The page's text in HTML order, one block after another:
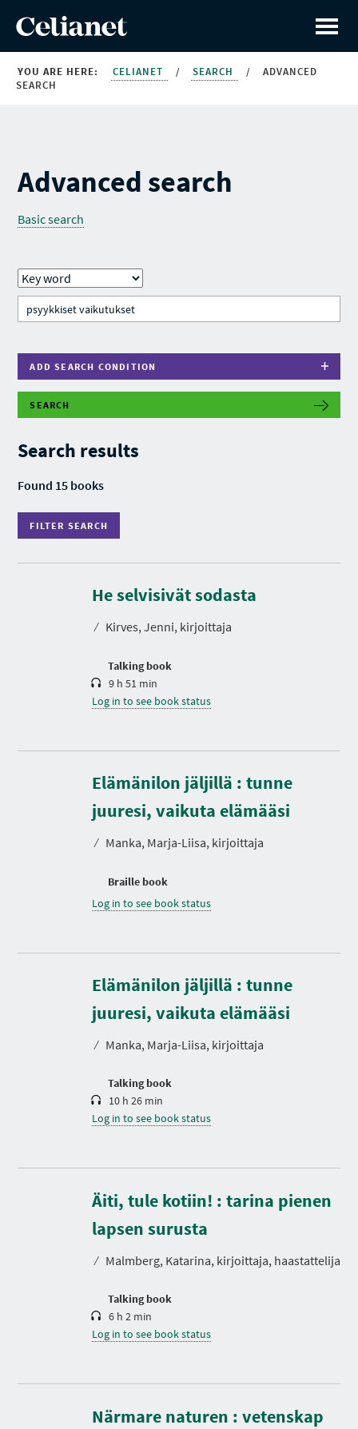
YOU ARE HERE: CELIANET / SEARCH /
ADVANCED
SEARCH
Advanced search
Basic search
ADD SEARCH CONDITION
SEARCH
Search results
Found 15 books
FILTER SEARCH
F
T
S
A
R
C
He selvisivät sodasta
⁄ Kirves, Jenni, kirjoittaja
Talking book
D
r
a
i
9 h 51 min
Log in to see book status
Elämänilon jäljillä : tunne
juuresi, vaikuta elämääsi
⁄ Manka, Marja-Liisa, kirjoittaja
Braille book
Log in to see book status
Elämänilon jäljillä : tunne
juuresi, vaikuta elämääsi
⁄ Manka, Marja-Liisa, kirjoittaja
Talking book
D
u
r
a
i
10 h 26 min
Log in to see book status
Äiti, tule kotiin! : tarina pienen
lapsen surusta
⁄ Malmberg, Katarina, kirjoittaja, haastattelija
Talking book
D
u
r
a
i
6 h 2 min
Log in to see book status
Närmare naturen : vetenskap